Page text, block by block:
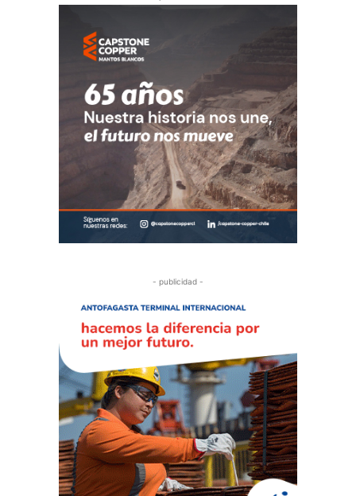
- publicidad -